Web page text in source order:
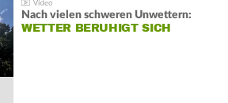
Nach vielen schweren Unwettern:
WETTER BERUHIGT SICH